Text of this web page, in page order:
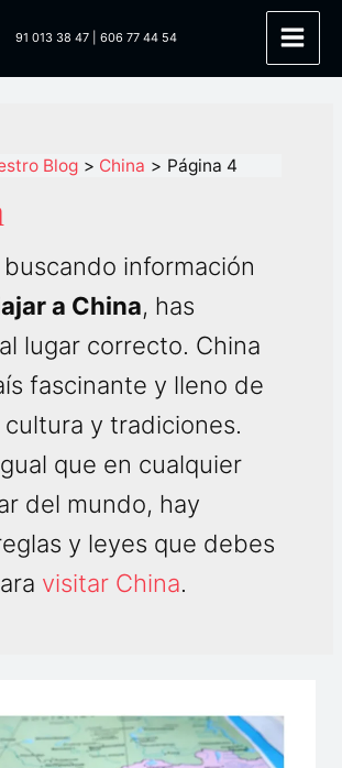
91 013 38 47 606 77 44 54
Main
Blog China Página 4
buscando información
a China, has
lugar correcto. China
fascinante y lleno de
y tradiciones.
que en cualquier
del mundo, hay
y leyes que debes
visitar China.